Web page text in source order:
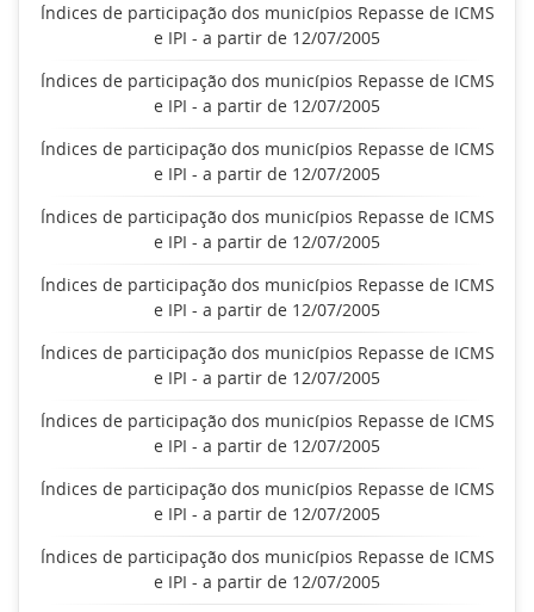
Índices de participação dos municípios Repasse de ICMS
e IPI - a partir de 12/07/2005
Índices de participação dos municípios Repasse de ICMS
e IPI - a partir de 12/07/2005
Índices de participação dos municípios Repasse de ICMS
e IPI - a partir de 12/07/2005
Índices de participação dos municípios Repasse de ICMS
e IPI - a partir de 12/07/2005
Índices de participação dos municípios Repasse de ICMS
e IPI - a partir de 12/07/2005
Índices de participação dos municípios Repasse de ICMS
e IPI - a partir de 12/07/2005
Índices de participação dos municípios Repasse de ICMS
e IPI - a partir de 12/07/2005
Índices de participação dos municípios Repasse de ICMS
e IPI - a partir de 12/07/2005
Índices de participação dos municípios Repasse de ICMS
e IPI - a partir de 12/07/2005